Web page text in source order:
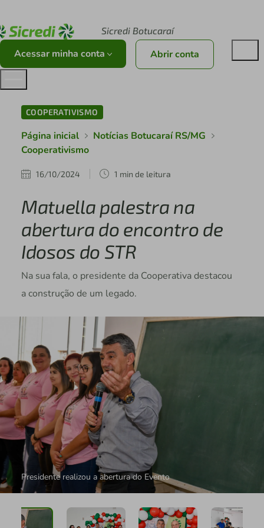
Sicredi Botucaraí
Acessar minha conta Abrir conta
COOPERATIVISMO
Página inicial
Notícias Botucaraí RS/MG
Cooperativismo
16/10/2024 1 min de leitura
Matuella palestra na
abertura do encontro de
Idosos do STR
Na sua fala, o presidente da Cooperativa destacou
a construção de um legado.
Presidente realizou a abertura do Evento